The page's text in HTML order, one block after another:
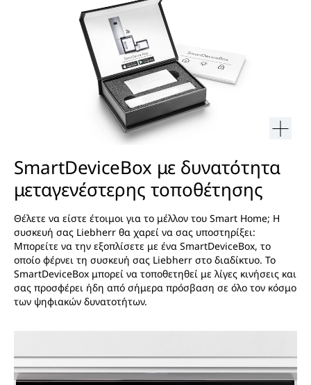
SmartDeviceBox με δυνατότητα
μεταγενέστερης τοποθέτησης
Θέλετε να είστε έτοιμοι για το μέλλον του Smart Home; Η
συσκευή σας Liebherr θα χαρεί να σας υποστηρίξει:
Μπορείτε να την εξοπλίσετε με ένα SmartDeviceBox, το
οποίο φέρνει τη συσκευή σας Liebherr στο διαδίκτυο. Το
SmartDeviceBox μπορεί να τοποθετηθεί με λίγες κινήσεις και
σας προσφέρει ήδη από σήμερα πρόσβαση σε όλο τον κόσμο
των ψηφιακών δυνατοτήτων.